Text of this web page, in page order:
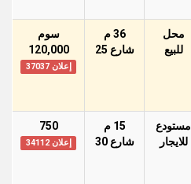
محل
للبيع
36 م
شارع 25
سوم
120,000
إعلان 37037
مستودع
للايجار
15 م
شارع 30
750
إعلان 34112